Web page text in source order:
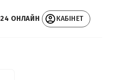
24 ОНЛАЙН КАБІНЕТ